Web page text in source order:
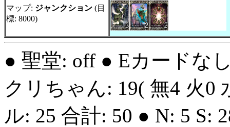
マップ: ジャンクション (目
標: 8000)
● 聖堂: off ● Eカードな
クリちゃん: 19( 無4 火0
ル: 25 合計: 50 ● N: 5 S: